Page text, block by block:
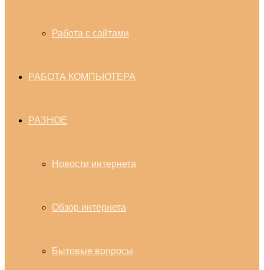
Работа с сайтами
РАБОТА КОМПЬЮТЕРА
РАЗНОЕ
Новости интернета
Обзор интернета
Бытовые вопросы